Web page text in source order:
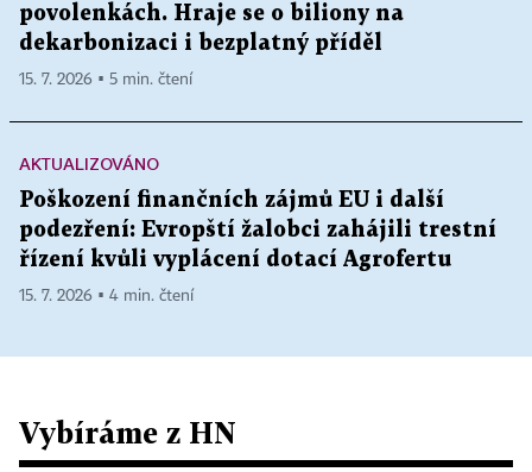
povolenkách. Hraje se o biliony na
dekarbonizaci i bezplatný příděl
15. 7. 2026 ▪ 5 min. čtení
AKTUALIZOVÁNO
Poškození finančních zájmů EU i další
podezření: Evropští žalobci zahájili trestní
řízení kvůli vyplácení dotací Agrofertu
15. 7. 2026 ▪ 4 min. čtení
Vybíráme z HN